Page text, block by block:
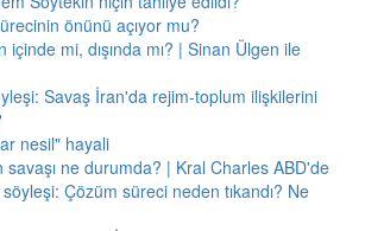
önünü açıyor mu?
içinde mi, dışında mı? | Sinan Ülgen ile
Savaş İran'da rejim-toplum ilişkilerini
nesil" hayali
ne durumda? | Kral Charles ABD'de
Çözüm süreci neden tıkandı? Ne